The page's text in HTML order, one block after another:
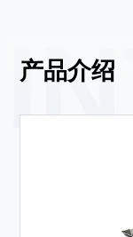
产品介绍